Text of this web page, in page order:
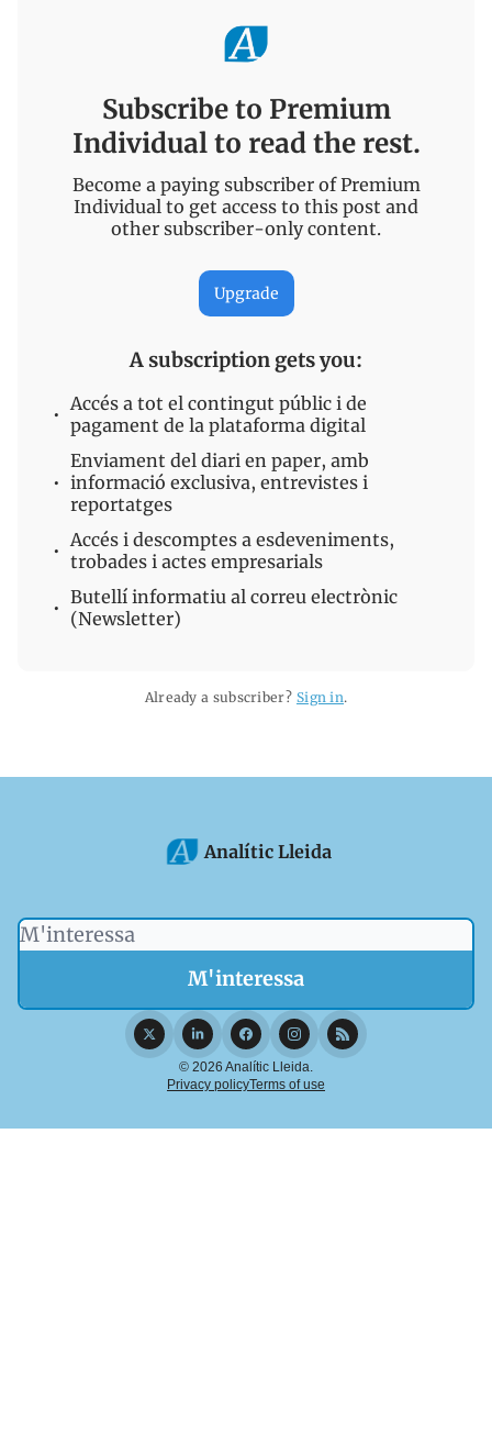
Subscribe to Premium
Individual to read the rest.
Become a paying subscriber of Premium
Individual to get access to this post and
other subscriber-only content.
Upgrade
A subscription gets you:
Accés a tot el contingut públic i de
pagament de la plataforma digital
Enviament del diari en paper, amb
informació exclusiva, entrevistes i
reportatges
Accés i descomptes a esdeveniments,
trobades i actes empresarials
Butellí informatiu al correu electrònic
(Newsletter)
Already a subscriber? Sign in.
Analític Lleida
© 2026 Analític Lleida.
Privacy policyTerms of use